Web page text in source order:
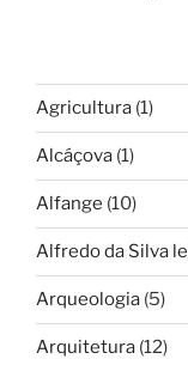
Agricultura (1)
Alcáçova (1)
Alfange (10)
Alfredo da Silva
Arqueologia (5)
Arquitetura (12)